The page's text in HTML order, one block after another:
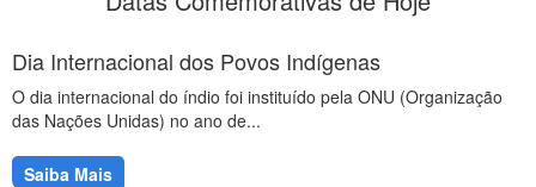
Dia Internacional dos Povos Indígenas
O dia internacional do índio foi instituído pela ONU (Organização
das Nações Unidas) no ano de...
Saiba Mais